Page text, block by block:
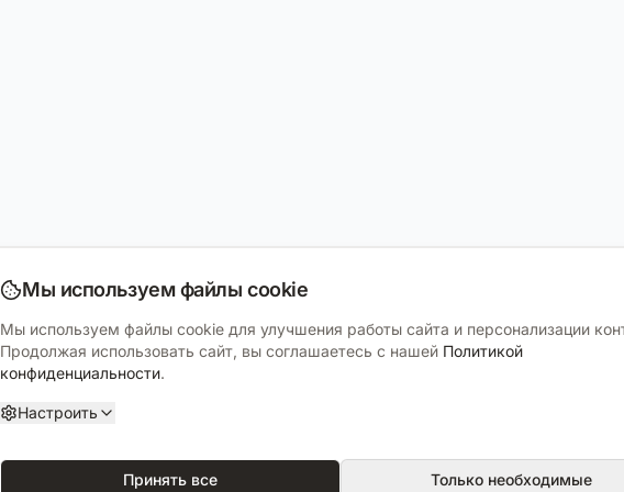
Мы используем файлы cookie
Мы используем файлы cookie для улучшения работы сайта и персонализации
Продолжая использовать сайт, вы соглашаетесь с нашей Политикой
конфиденциальности.
Настроить
Принять все Только необходимые